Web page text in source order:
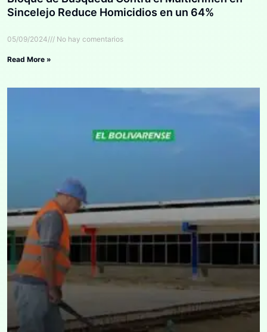
Sincelejo Reduce Homicidios en un 64%
05/09/2024 No hay comentarios
Read More »